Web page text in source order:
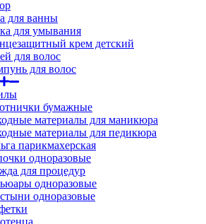
для ванны
для умывания
крем детский
для волос
для волос
бумажные
материалы для маникюра
материалы для педикюра
парикмахерская
одноразовые
для процедур
одноразовые
одноразовые